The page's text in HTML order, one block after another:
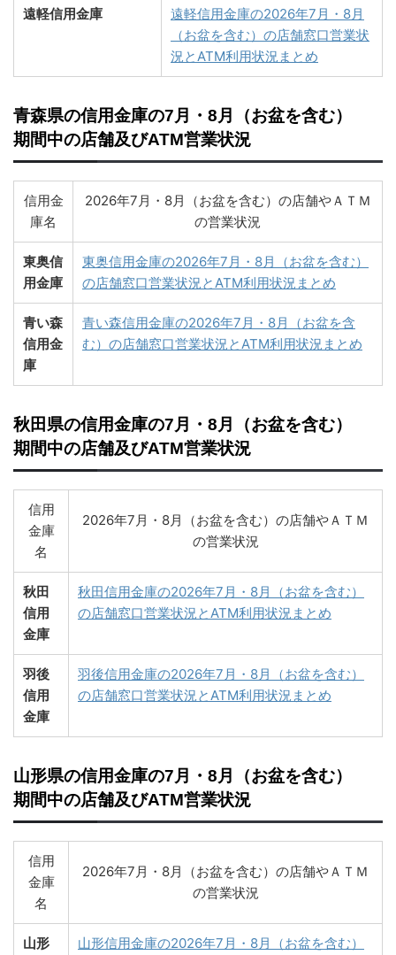
遠軽信用金庫
遠軽信用金庫の2026年7月・8月
（お盆を含む）の店舗窓口営業状
況とATM利用状況まとめ
青森県の信用金庫の7月・8月（お盆を含む）
期間中の店舗及びATM営業状況
信用金
庫名
2026年7月・8月（お盆を含む）の店舗やＡＴＭ
の営業状況
東奥信
用金庫
東奥信用金庫の2026年7月・8月（お盆を含む）
の店舗窓口営業状況とATM利用状況まとめ
青い森
信用金
庫
青い森信用金庫の2026年7月・8月（お盆を含
む）の店舗窓口営業状況とATM利用状況まとめ
秋田県の信用金庫の7月・8月（お盆を含む）
期間中の店舗及びATM営業状況
信用
金庫
名
2026年7月・8月（お盆を含む）の店舗やＡＴＭ
の営業状況
秋田
信用
金庫
秋田信用金庫の2026年7月・8月（お盆を含む）
の店舗窓口営業状況とATM利用状況まとめ
羽後
信用
金庫
羽後信用金庫の2026年7月・8月（お盆を含む）
の店舗窓口営業状況とATM利用状況まとめ
山形県の信用金庫の7月・8月（お盆を含む）
期間中の店舗及びATM営業状況
信用
金庫
名
2026年7月・8月（お盆を含む）の店舗やＡＴＭ
の営業状況
山形 山形信用金庫の2026年7月・8月（お盆を含む）